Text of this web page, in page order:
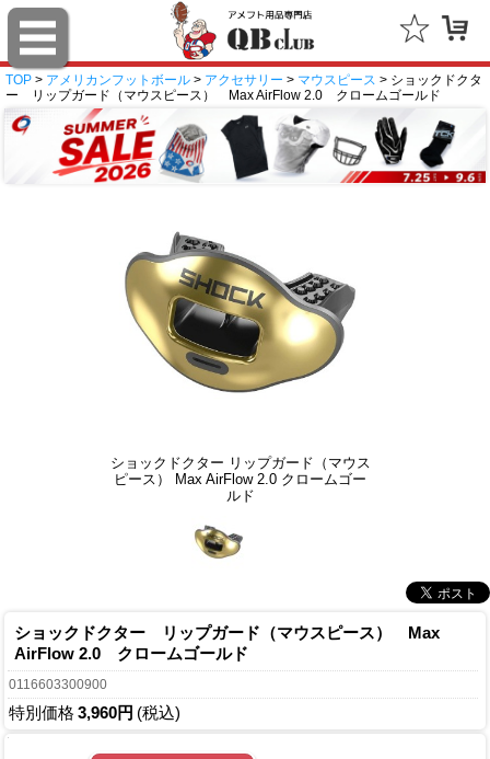
TOP > アメリカンフットボール > アクセサリー > マウスピース > ショックドクタ
ー リップガード（マウスピース） Max AirFlow 2.0 クロームゴールド
ショックドクター リップガード（マウス
ピース） Max AirFlow 2.0 クロームゴー
ルド
ショックドクター リップガード（マウスピース） Max
AirFlow 2.0 クロームゴールド
0116603300900
特別価格 3,960円 (税込)